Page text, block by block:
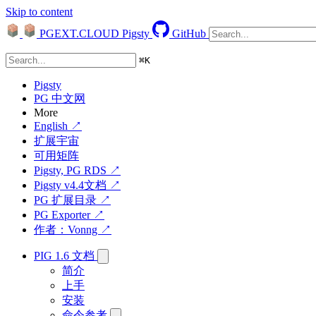
Skip to content
PGEXT.CLOUD Pigsty GitHub
⌘K
Pigsty
PG 中文网
More
English ↗
扩展宇宙
可用矩阵
Pigsty, PG RDS ↗
Pigsty v4.4文档 ↗
PG 扩展目录 ↗
PG Exporter ↗
作者：Vonng ↗
PIG 1.6 文档
简介
上手
安装